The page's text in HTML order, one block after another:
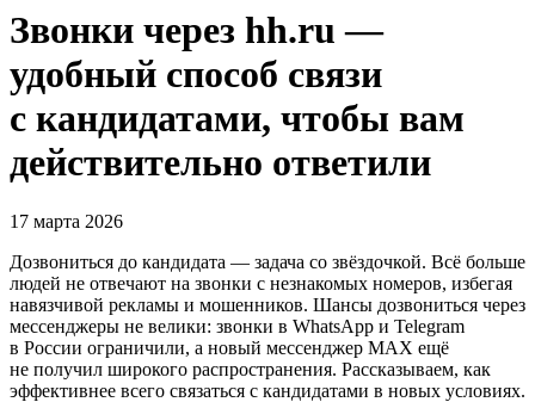
Звонки через hh.ru —
удобный способ связи
с кандидатами, чтобы вам
действительно ответили
17 марта 2026
Дозвониться до кандидата — задача со звёздочкой. Всё больше
людей не отвечают на звонки с незнакомых номеров, избегая
навязчивой рекламы и мошенников. Шансы дозвониться через
мессенджеры не велики: звонки в WhatsApp и Telegram
в России ограничили, а новый мессенджер MAX ещё
не получил широкого распространения. Рассказываем, как
эффективнее всего связаться с кандидатами в новых условиях.